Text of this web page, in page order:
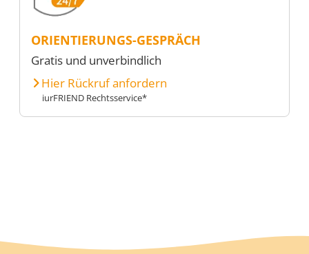
ORIENTIERUNGS-GESPRÄCH
Gratis und unverbindlich
Hier Rückruf anfordern
iurFRIEND Rechtsservice*